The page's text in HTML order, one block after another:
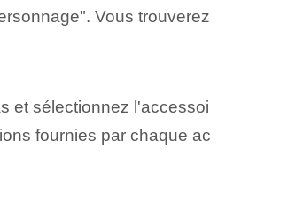
Vous trouverez
et sélectionnez l'accessoi
fournies par chaque ac